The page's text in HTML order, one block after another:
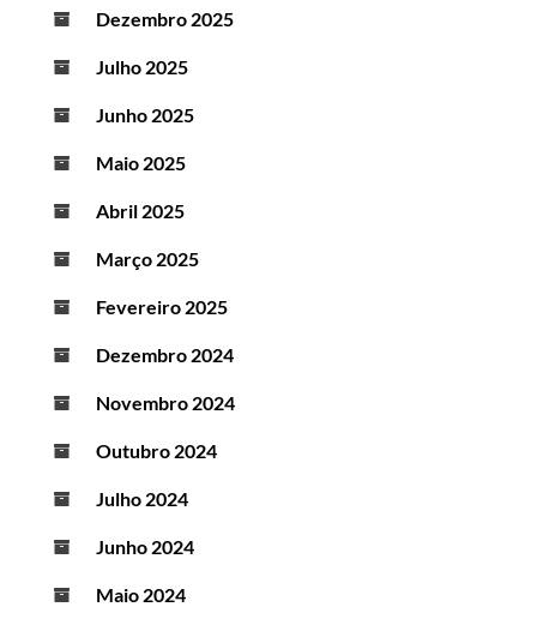
Dezembro 2025
Julho 2025
Junho 2025
Maio 2025
Abril 2025
Março 2025
Fevereiro 2025
Dezembro 2024
Novembro 2024
Outubro 2024
Julho 2024
Junho 2024
Maio 2024